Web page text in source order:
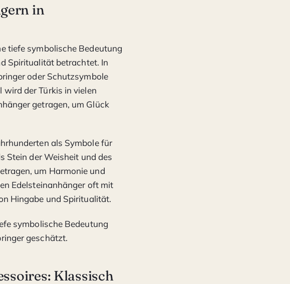
in
tiefe symbolische Bedeutung
Spiritualität betrachtet. In
oder Schutzsymbole
der Türkis in vielen
getragen, um Glück
als Symbole für
Stein der Weisheit und des
um Harmonie und
Edelsteinanhänger oft mit
Hingabe und Spiritualität.
symbolische Bedeutung
geschätzt.
Klassisch